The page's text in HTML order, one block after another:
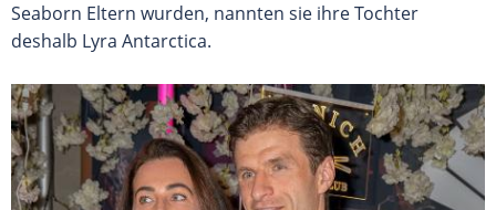
Seaborn Eltern wurden, nannten sie ihre Tochter
deshalb Lyra Antarctica.